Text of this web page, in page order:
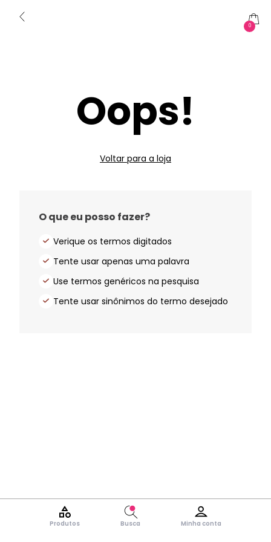
0
Produtos Busca Minha conta
Oops!
Voltar para a loja
O que eu posso fazer?
Verique os termos digitados
Tente usar apenas uma palavra
Use termos genéricos na pesquisa
Tente usar sinônimos do termo desejado